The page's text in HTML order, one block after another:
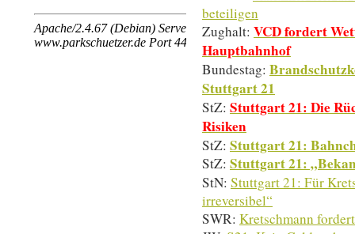
beteiligen
Zughalt: VCD fordert
Hauptbahnhof
Bundestag:
Stuttgart 21
StZ: Stuttgart 21: Die
Risiken
StZ: Stuttgart 21:
StZ: Stuttgart 21:
StN: Stuttgart 21: Für
irreversibel“
SWR: Kretschmann